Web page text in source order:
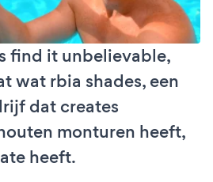
find it unbelievable,
wat rbia shades, een
dat creates
monturen heeft,
heeft.